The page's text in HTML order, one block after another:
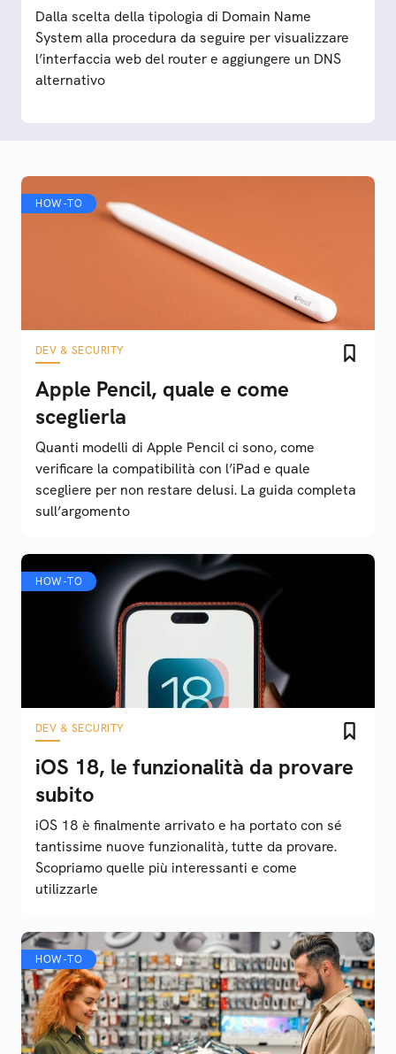
Dalla scelta della tipologia di Domain Name
System alla procedura da seguire per visualizzare
l’interfaccia web del router e aggiungere un DNS
alternativo
HOW-TO
DEV & SECURITY
Apple Pencil, quale e come
sceglierla
Quanti modelli di Apple Pencil ci sono, come
verificare la compatibilità con l’iPad e quale
scegliere per non restare delusi. La guida completa
sull’argomento
HOW-TO
DEV & SECURITY
iOS 18, le funzionalità da provare
subito
iOS 18 è finalmente arrivato e ha portato con sé
tantissime nuove funzionalità, tutte da provare.
Scopriamo quelle più interessanti e come
utilizzarle
HOW-TO